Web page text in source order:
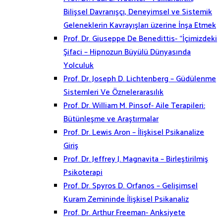
Bilişsel Davranışçı, Deneyimsel ve Sistemik
Geleneklerin Kavrayışları üzerine İnşa Etmek
Prof. Dr. Giuseppe De Benedittis- “İçimizdeki
Şifaci – Hipnozun Büyülü Dünyasında
Yolculuk
Prof. Dr. Joseph D. Lichtenberg – Güdülenme
Sistemleri Ve Öznelerarasılık
Prof. Dr. William M. Pinsof- Aile Terapileri:
Bütünleşme ve Araştırmalar
Prof. Dr. Lewis Aron – İlişkisel Psikanalize
Giriş
Prof. Dr. Jeffrey J. Magnavita – Birleştirilmiş
Psikoterapi
Prof. Dr. Spyros D. Orfanos – Gelişimsel
Kuram Zemininde İlişkisel Psikanaliz
Prof. Dr. Arthur Freeman- Anksiyete